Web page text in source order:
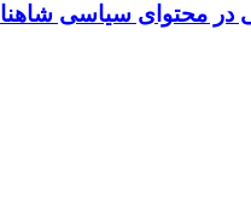
در محتوای سیاسی